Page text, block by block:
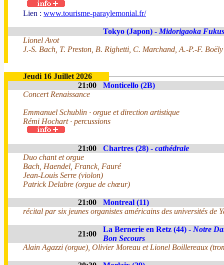
Lien : www.tourisme-paraylemonial.fr/
Tokyo (Japon) - Midorigaoka
Lionel Avot
J.-S. Bach, T. Preston, B. Righetti, C. Marchand, A.-P.-F. Boëly
Jeudi 16 Juillet 2026
21:00
Monticello (2B)
Concert Renaissance
Emmanuel Schublin · orgue et direction artistique
Rémi Hochart · percussions
21:00 Chartres (28) - cathédrale
Duo chant et orgue
Bach, Haendel, Franck, Fauré
Jean-Louis Serre (violon)
Patrick Delabre (orgue de chœur)
21:00
Montreal (11)
récital par six jeunes organistes américains des universités de
21:00
La Bernerie en Retz (44) - Notre
Bon Secours
Alain Agazzi (orgue), Olivier Moreau et Lionel Boillereaux